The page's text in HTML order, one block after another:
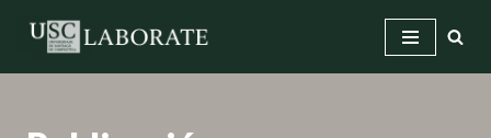
Saltar